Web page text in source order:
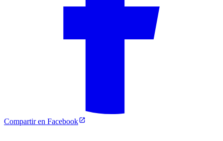
Compartir en Facebook